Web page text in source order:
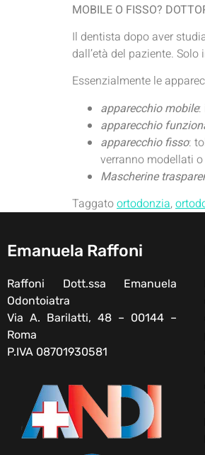
MOBILE O FISSO?
Il dentista dopo aver
dall’età del paziente.
Essenzialmente le
apparecchio mobile:
apparecchio
apparecchio fisso:
verranno modellati
Mascherine
Taggatoortodonzia,
Emanuela Raffoni
Raffoni Dott.ssa Emanuela
Odontoiatra
Via A. Barilatti, 48 – 00144 –
Roma
P.IVA 08701930581